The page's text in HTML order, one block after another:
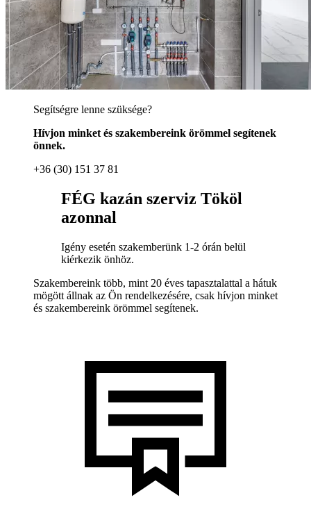
Segítségre lenne szüksége?
Hívjon minket és szakembereink örömmel segítenek
önnek.
+36 (30) 151 37 81
FÉG kazán szerviz Tököl
azonnal
Igény esetén szakemberünk 1-2 órán belül
kiérkezik önhöz.
Szakembereink több, mint 20 éves tapasztalattal a hátuk
mögött állnak az Ön rendelkezésére, csak hívjon minket
és szakembereink örömmel segítenek.